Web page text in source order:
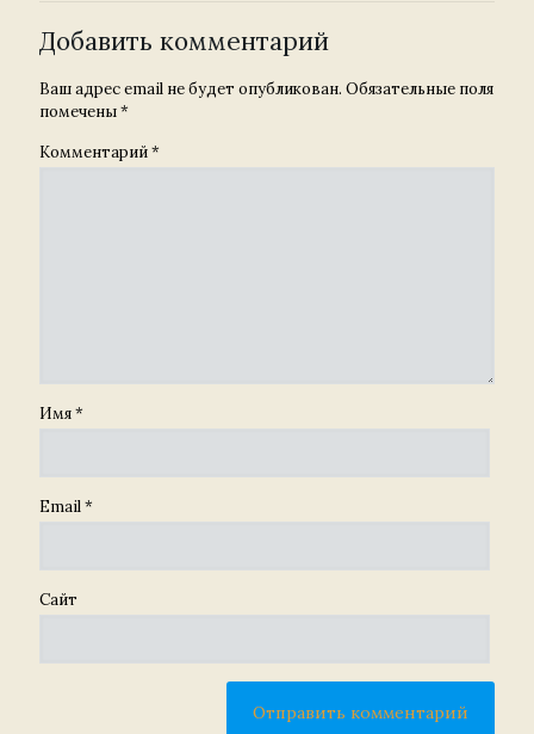
Добавить комментарий
Ваш адрес email не будет опубликован. Обязательные поля
помечены*
Комментарий*
Имя*
Email*
Сайт